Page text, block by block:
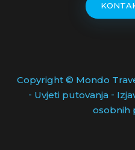
Copyright © Mondo
- Uvjeti putovanja-
osobnih